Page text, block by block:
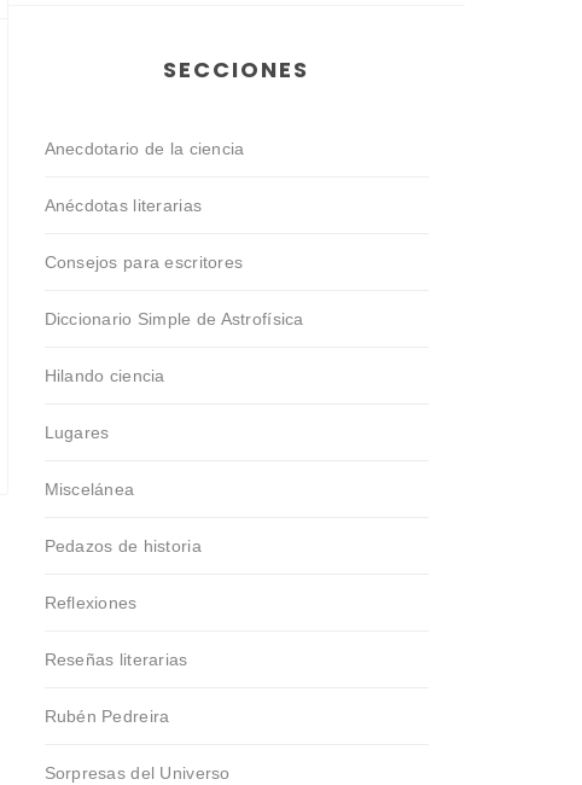
SECCIONES
Anecdotario de la ciencia
Anécdotas literarias
Consejos para escritores
Diccionario Simple de Astrofísica
Hilando ciencia
Lugares
Miscelánea
Pedazos de historia
Reflexiones
Reseñas literarias
Rubén Pedreira
Sorpresas del Universo